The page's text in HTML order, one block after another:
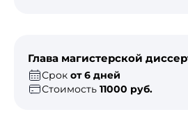
Глава магистерской
Срок от 6 дней
Стоимость 11000 руб.